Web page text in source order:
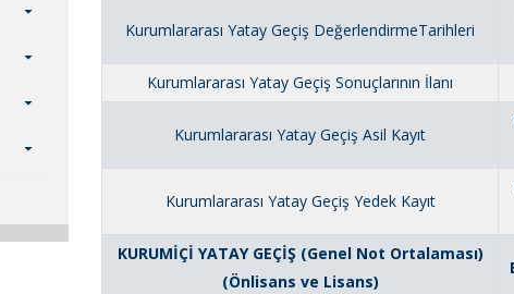
Kurumlararası Yatay Geçiş DeğerlendirmeTarihleri
Kurumlararası Yatay Geçiş Sonuçlarının İlanı
Kurumlararası Yatay Geçiş Asil Kayıt
Kurumlararası Yatay Geçiş Yedek Kayıt
KURUMİÇİ YATAY GEÇİŞ (Genel Not Ortalaması)
(Önlisans ve Lisans)